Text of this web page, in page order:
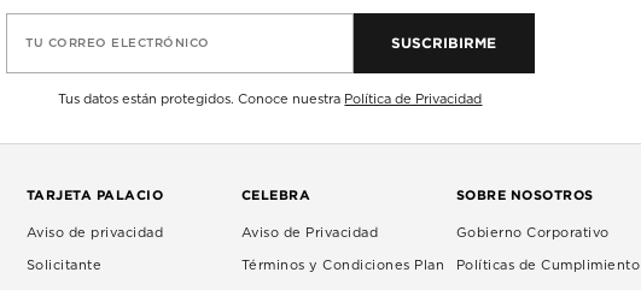
TU CORREO ELECTRÓNICO SUSCRIBIRME
Tus datos están protegidos. Conoce nuestra Política de Privacidad
TARJETA PALACIO
Aviso de privacidad
Solicitante
CELEBRA
Aviso de Privacidad
Términos y Condiciones Plan
SOBRE NOSOTROS
Gobierno Corporativo
Políticas de Cumplimiento